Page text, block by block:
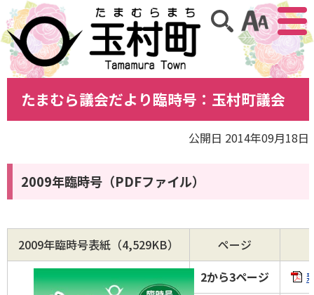
アクセ
サイト内検索
たまむら議会だより臨時号：玉村町議会
公開日 2014年09月18日
2009年臨時号（PDFファイル）
2009年臨時号表紙（4,529KB）
ページ
2から3ページ